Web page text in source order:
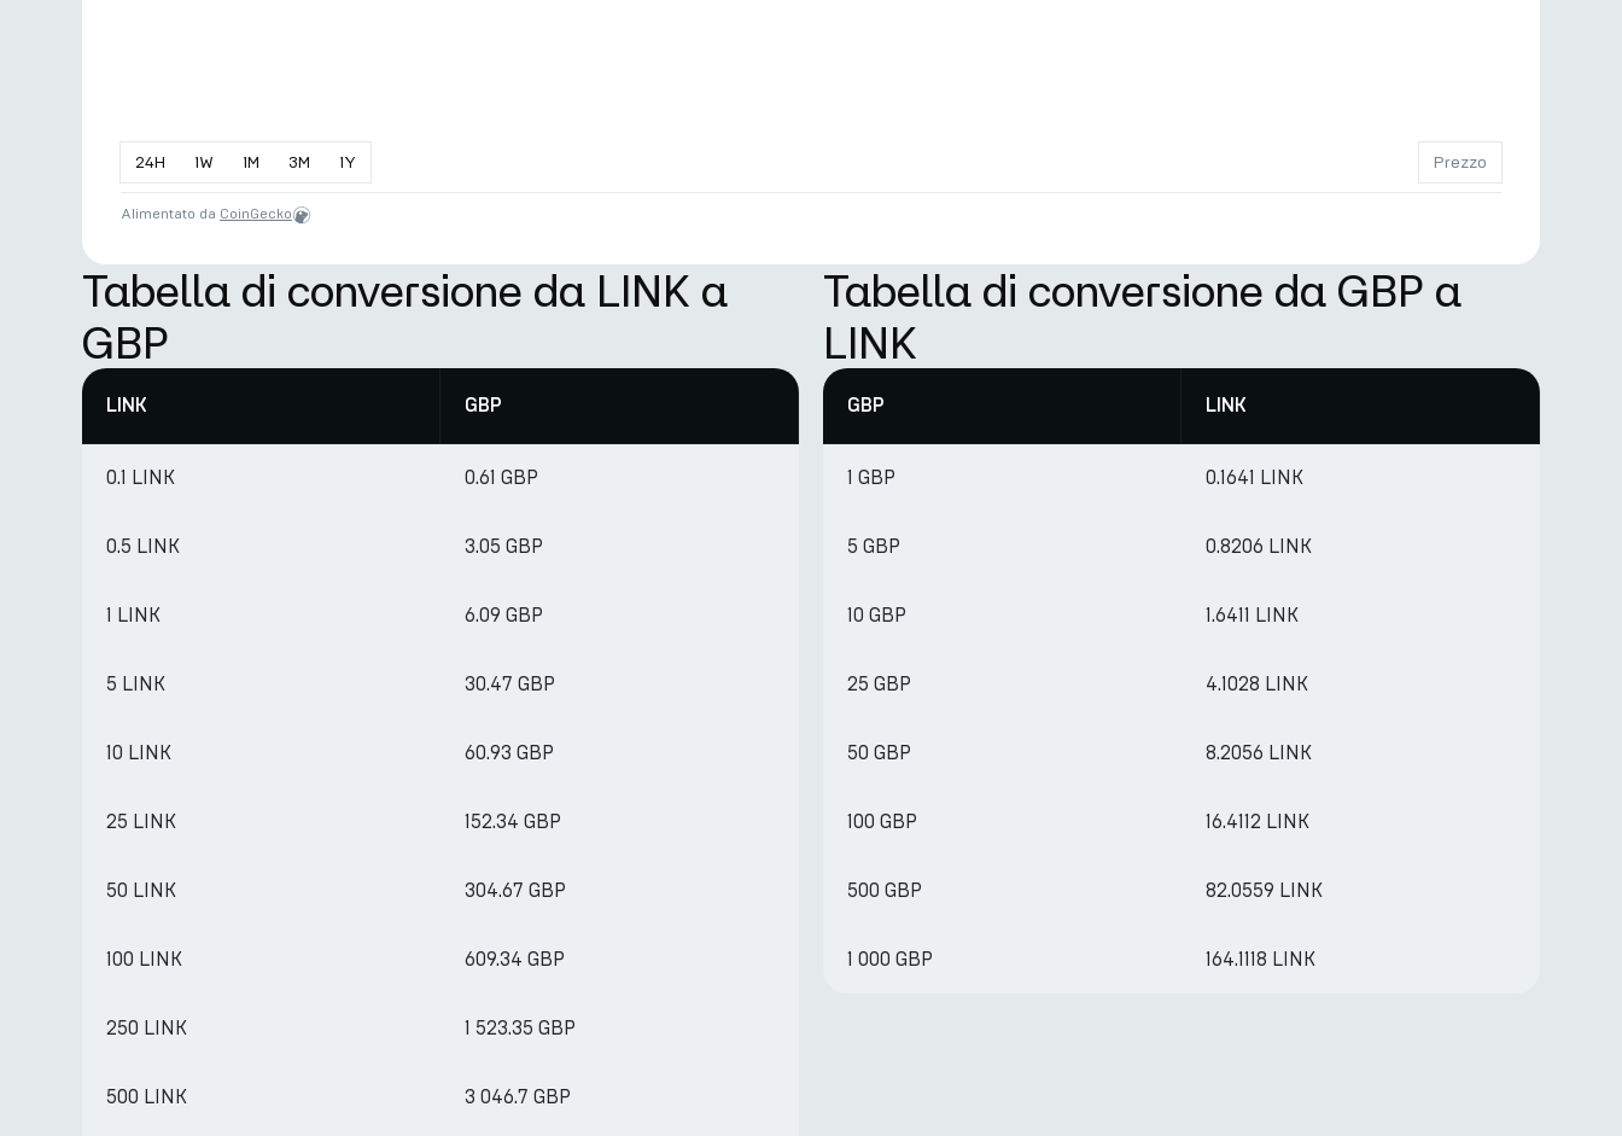
24H 1W 1M 3M 1Y Prezzo
Alimentato da CoinGecko
Tabella di conversione da LINK a
GBP
LINK GBP
0.1 LINK 0.61 GBP
0.5 LINK 3.05 GBP
1 LINK 6.09 GBP
5 LINK 30.47 GBP
10 LINK 60.93 GBP
25 LINK 152.34 GBP
50 LINK 304.67 GBP
100 LINK 609.34 GBP
250 LINK 1 523.35 GBP
500 LINK 3 046.7 GBP
Tabella di conversione da GBP a
LINK
GBP LINK
1 GBP 0.1641 LINK
5 GBP 0.8206 LINK
10 GBP 1.6411 LINK
25 GBP 4.1028 LINK
50 GBP 8.2056 LINK
100 GBP 16.4112 LINK
500 GBP 82.0559 LINK
1 000 GBP 164.1118 LINK